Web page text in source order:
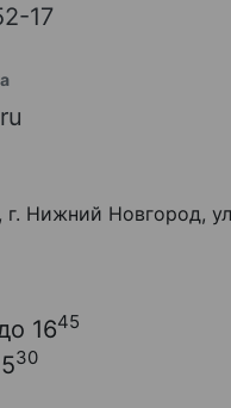
17
Нижний Новгород,
1645
30